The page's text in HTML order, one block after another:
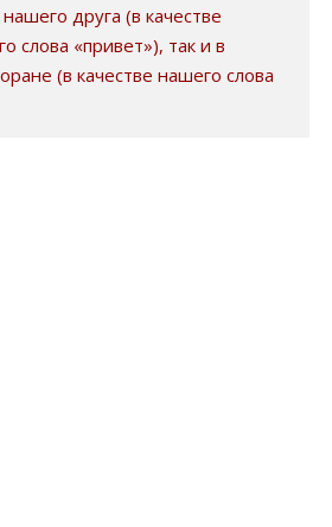
друга (в качестве
слова «привет»), так и в
(в качестве нашего слова